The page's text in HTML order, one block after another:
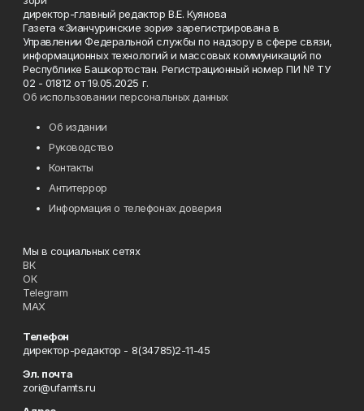
директор-главный редактор В.Е. Куянова
Газета «Зианчуринские зори» зарегистрирована в
Управлении Федеральной службы по надзору в сфере связи,
информационных технологий и массовых коммуникаций по
Республике Башкортостан. Регистрационный номер ПИ № ТУ
02 - 01812 от 19.05.2025 г.
Об использовании персональных данных
Об издании
Руководство
Контакты
Антитеррор
Информация о телефонах доверия
Мы в социальных сетях
ВК
ОК
Telegram
MAX
Телефон
директор-редактор - 8(34785)2-11-45
Эл. почта
zori@ufamts.ru